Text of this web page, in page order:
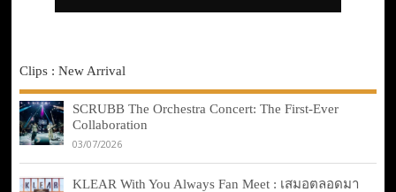
Clips : New Arrival
SCRUBB The Orchestra Concert: The First-Ever
Collaboration
03/07/2026
KLEAR With You Always Fan Meet : เสมอตลอดมา